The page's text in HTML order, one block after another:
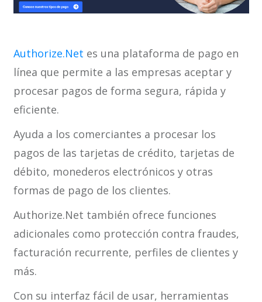
Authorize.Net es una plataforma de pago en
línea que permite a las empresas aceptar y
procesar pagos de forma segura, rápida y
eficiente.
Ayuda a los comerciantes a procesar los
pagos de las tarjetas de crédito, tarjetas de
débito, monederos electrónicos y otras
formas de pago de los clientes.
Authorize.Net también ofrece funciones
adicionales como protección contra fraudes,
facturación recurrente, perfiles de clientes y
más.
Con su interfaz fácil de usar, herramientas